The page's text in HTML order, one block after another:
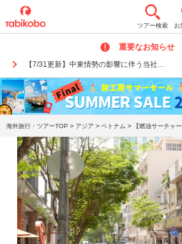
ツアー検索 お
重要なお知らせ
【7/31更新】中東情勢の影響に伴う当社…
海外旅行・ツアーTOP > アジア > ベトナム > 【燃油サーチャ